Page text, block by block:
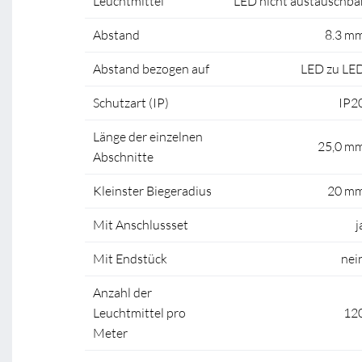
Abstand 8.3
Abstand bezogen auf LED zu
Schutzart (IP)
Länge der einzelnen
Abschnitte
25,0
Kleinster Biegeradius 20
Mit Anschlussset
Mit Endstück
Anzahl der
Leuchtmittel pro
Meter